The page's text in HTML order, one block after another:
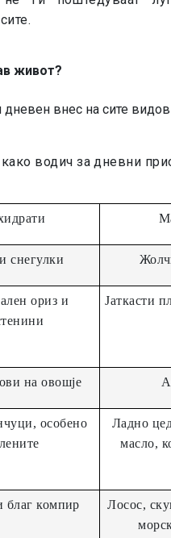
живот?
внес на сите
водич за дневни
снегулки
ориз и
Јаткасти
на овошје
особено
Ладно
масло,
благ компир
Лосос,